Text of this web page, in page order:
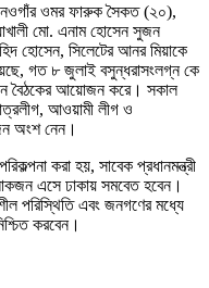
নওগাঁর ওমর ফারুক সৈকত (২০),
মো. এনাম হোসেন সুজন
হোসেন, সিলেটের আনর মিয়াকে
গত ৮ জুলাই বসুন্ধরাসংলগ্ন কে
বৈঠকের আয়োজন করে। সকাল
আওয়ামী লীগ ও
অংশ নেন।
করা হয়, সাবেক প্রধানমন্ত্রী
এসে ঢাকায় সমবেত হবেন।
পরিস্থিতি এবং জনগণের মধ্যে
করবেন।